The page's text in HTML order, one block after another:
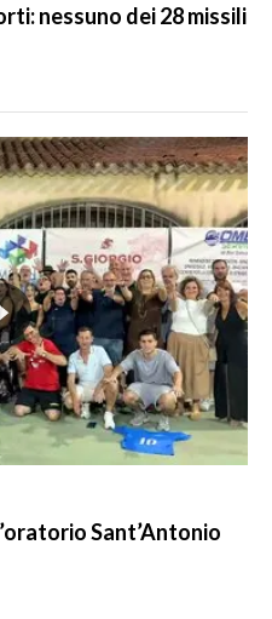
nessuno dei 28 missili
Sant’Antonio